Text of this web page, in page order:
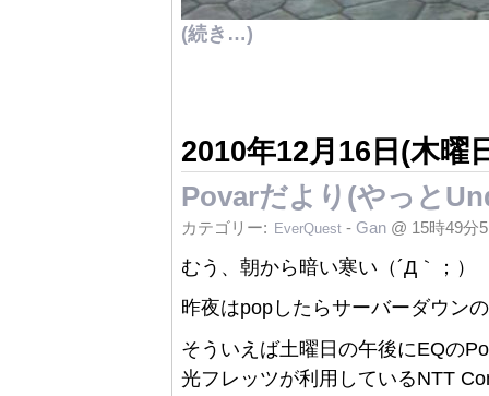
(続き…)
2010年12月16日(木曜
Povarだより(やっと
カテゴリー: EverQuest - Gan @ 15時49分
むう、朝から暗い寒い（´Д｀；）
昨夜はpopしたらサーバーダウン
そういえば土曜日の午後にEQの
光フレッツが利用しているNTT